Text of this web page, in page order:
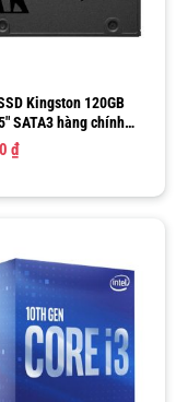
Kingston 120GB
SATA3 hàng chính
₫